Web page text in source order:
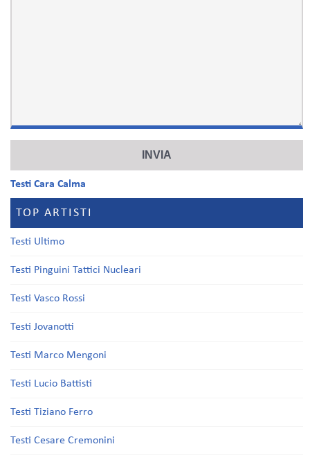
Testi Cara Calma
TOP ARTISTI
Testi Ultimo
Testi Pinguini Tattici Nucleari
Testi Vasco Rossi
Testi Jovanotti
Testi Marco Mengoni
Testi Lucio Battisti
Testi Tiziano Ferro
Testi Cesare Cremonini